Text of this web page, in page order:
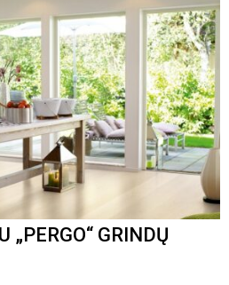
„PERGO“ GRINDŲ